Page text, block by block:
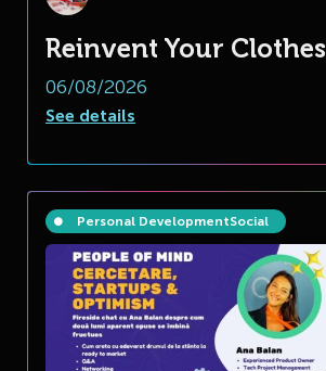
Reinvent Your Clothes
06/08/2026
See details
Personal DevelopmentSocial